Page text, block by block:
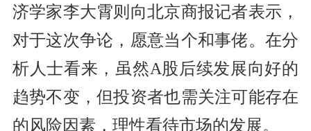
济学家李大霄则向北京商报记者表示，
对于这次争论，愿意当个和事佬。在分
析人士看来，虽然A股后续发展向好的
趋势不变，但投资者也需关注可能存在
的风险因素，理性看待市场的发展。